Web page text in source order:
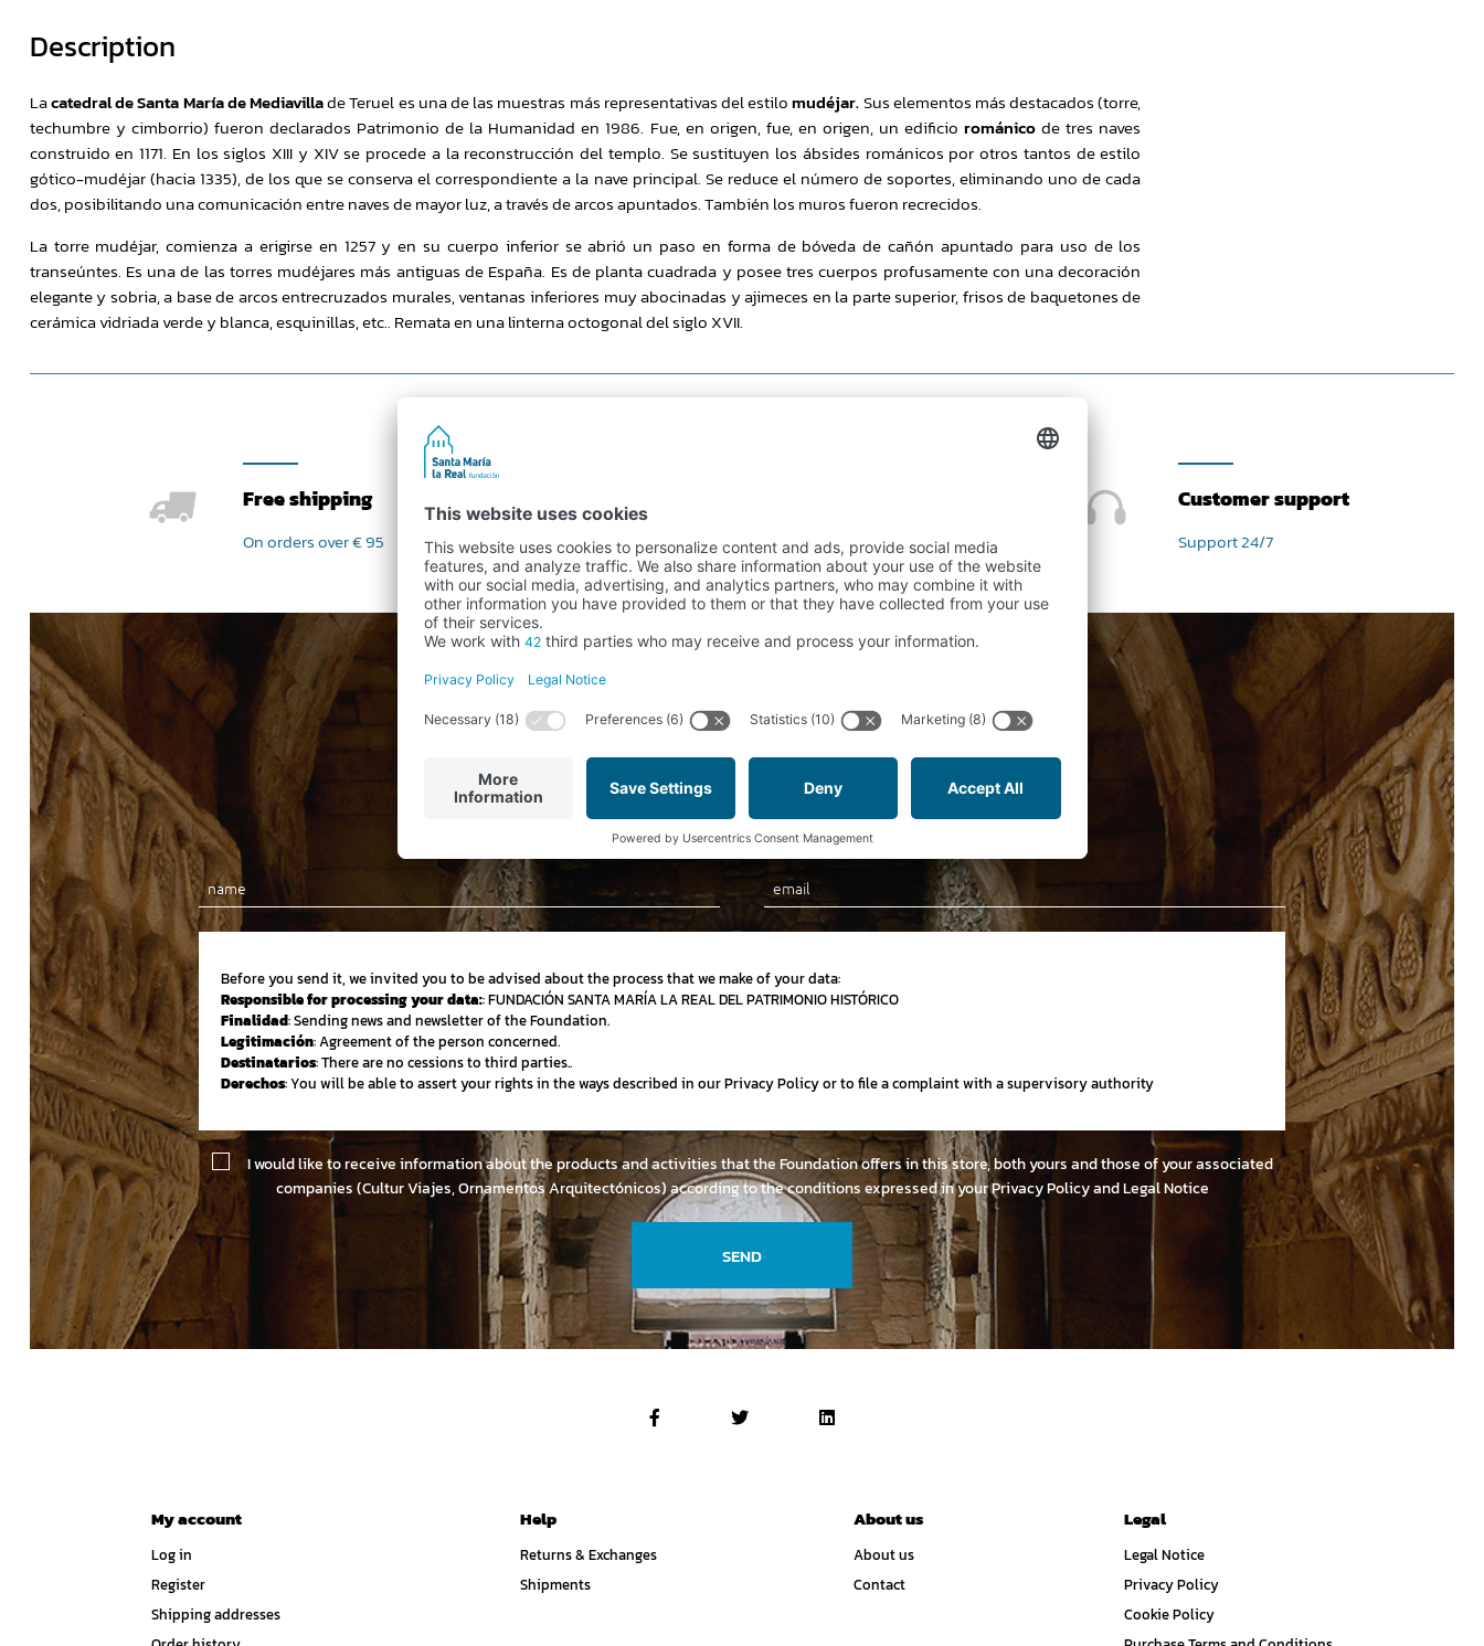
Description
Lacatedral de Santa María de Mediavillade Teruel es una de las muestras más representativas del estilomudéjar.Sus elementos más destacados (torre,
techumbre y cimborrio) fueron declarados Patrimonio de la Humanidad en 1986. Fue, en origen, fue, en origen, un edificiorománico de tres naves
construido en 1171. En los siglos XIII y XIV se procede a la reconstrucción del templo. Se sustituyen los ábsides románicos por otros tantos de estilo
gótico-mudéjar (hacia 1335), de los que se conserva el correspondiente a la nave principal. Se reduce el número de soportes, eliminando uno de cada
dos, posibilitando una comunicación entre naves de mayor luz, a través de arcos apuntados. También los muros fueron recrecidos.
La torre mudéjar, comienza a erigirse en 1257 y en su cuerpo inferior se abrió un paso en forma de bóveda de cañón apuntado para uso de los
transeúntes. Es una de las torres mudéjares más antiguas de España. Es de planta cuadrada y posee tres cuerpos profusamente con una decoración
elegante y sobria, a base de arcos entrecruzados murales, ventanas inferiores muy abocinadas y ajimeces en la parte superior, frisos de baquetones de
cerámica vidriada verde y blanca, esquinillas, etc.. Remata en una linterna octogonal del siglo XVII.
Free shipping
On orders over € 95 100% payment security
Customer support
Support 24/7
Newsletter
Subscribe to our newsletter and stay up-to-date on news,
special offers and discounts
Email
Before you send it, we invited you to be advised about the process that we make of your data:
Responsible for processing your data:: FUNDACIÓN SANTA MARÍA LA REAL DEL PATRIMONIO HISTÓRICO
Finalidad: Sending news and newsletter of the Foundation.
Legitimación: Agreement of the person concerned.
Destinatarios: There are no cessions to third parties..
Derechos: You will be able to assert your rights in the ways described in our Privacy Policy or to file a complaint with a supervisory authority
I would like to receive information about the products and activities that the Foundation offers in this store, both yours and those of your associated
companies (Cultur Viajes, Ornamentos Arquitectónicos) according to the conditions expressed in yourPrivacy Policy and Legal Notice
SEND
My account
Log in
Register
Shipping addresses
Help
Returns & Exchanges
Shipments
About us
About us
Contact
Legal
Legal Notice
Privacy Policy
Cookie Policy